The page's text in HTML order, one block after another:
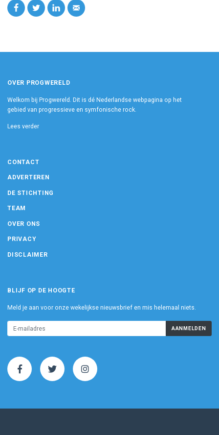
OVER PROGWERELD
Welkom bij Progwereld. Dit is dé Nederlandse webpagina op het
gebied van progressieve en symfonische rock.
Lees verder
CONTACT
ADVERTEREN
DE STICHTING
TEAM
OVER ONS
PRIVACY
DISCLAIMER
BLIJF OP DE HOOGTE
Meld je aan voor onze wekelijkse nieuwsbrief en mis helemaal niets.
AANMELDEN